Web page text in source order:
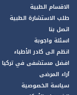
الاقسام الطبية
طلب الاستشارة الطبية
اتصل بنا
اسئلة واجوبة
انظم الى كادر الأطباء
افضل مستشفى في تركيا
آراء المرضى
سياسة الخصوصية